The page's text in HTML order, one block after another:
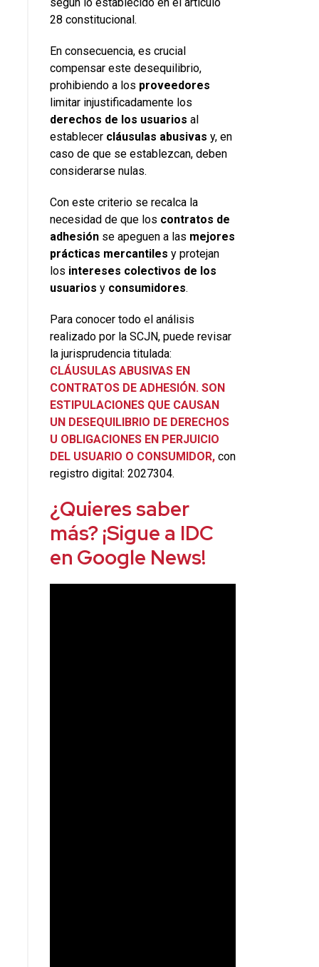
según lo establecido en el artículo
28 constitucional.
En consecuencia, es crucial
compensar este desequilibrio,
prohibiendo a los proveedores
limitar injustificadamente los
derechos de los usuarios al
establecer cláusulas abusivas y, en
caso de que se establezcan, deben
considerarse nulas.
Con este criterio se recalca la
necesidad de que los contratos de
adhesiónse apeguen a las mejores
prácticas mercantiles y protejan
los intereses colectivos de los
usuarios y consumidores.
Para conocer todo el análisis
realizado por la SCJN, puede revisar
la jurisprudencia titulada:
CLÁUSULAS ABUSIVAS EN
CONTRATOS DE ADHESIÓN. SON
ESTIPULACIONES QUE CAUSAN
UN DESEQUILIBRIO DE DERECHOS
U OBLIGACIONES EN PERJUICIO
DEL USUARIO O CONSUMIDOR,con
registro digital: 2027304.
¿Quieres saber
más? ¡Sigue a IDC
en Google News!